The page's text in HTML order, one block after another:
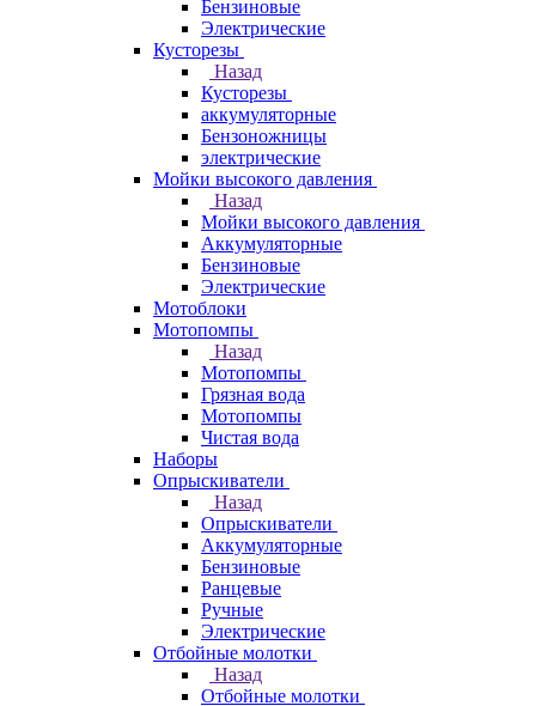
Бензиновые
Электрические
Кусторезы
Назад
Кусторезы
аккумуляторные
Бензоножницы
электрические
Мойки высокого давления
Назад
Мойки высокого давления
Аккумуляторные
Бензиновые
Электрические
Мотоблоки
Мотопомпы
Назад
Мотопомпы
Грязная вода
Мотопомпы
Чистая вода
Наборы
Опрыскиватели
Назад
Опрыскиватели
Аккумуляторные
Бензиновые
Ранцевые
Ручные
Электрические
Отбойные молотки
Назад
Отбойные молотки